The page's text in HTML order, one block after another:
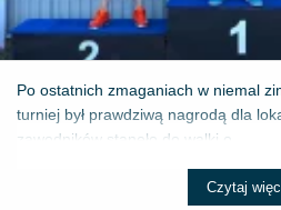
Po ostatnich zmaganiach w niemal
turniej był prawdziwą nagrodą dla
zawodników stanęło do walki o ...
Czytaj